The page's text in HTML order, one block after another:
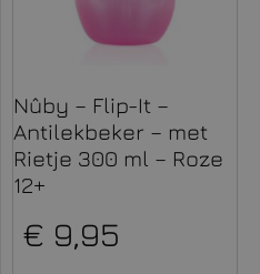
Nûby – Flip-It –
Antilekbeker – met
Rietje 300 ml – Roze
12+
€ 9,95